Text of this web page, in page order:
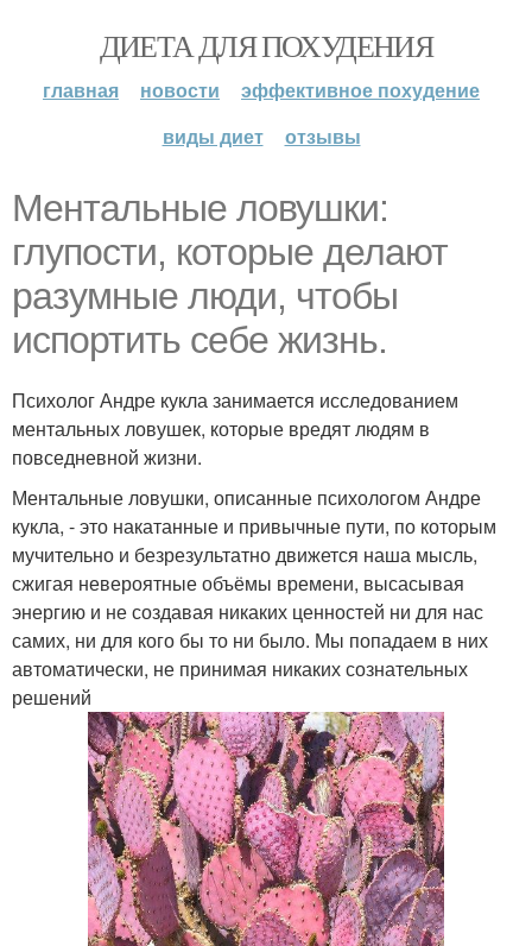
ДИЕТА ДЛЯ ПОХУДЕНИЯ
главная новости
эффективное похудение
виды диет
отзывы
Ментальные ловушки:
глупости, которые делают
разумные люди, чтобы
испортить себе жизнь.
Психолог Андре кукла занимается исследованием
ментальных ловушек, которые вредят людям в
повседневной жизни.
Ментальные ловушки, описанные психологом Андре
кукла, - это накатанные и привычные пути, по которым
мучительно и безрезультатно движется наша мысль,
сжигая невероятные объёмы времени, высасывая
энергию и не создавая никаких ценностей ни для нас
самих, ни для кого бы то ни было. Мы попадаем в них
автоматически, не принимая никаких сознательных
решений